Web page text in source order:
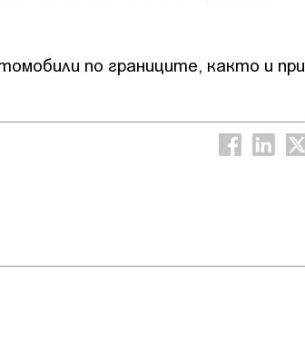
по границите, както и при